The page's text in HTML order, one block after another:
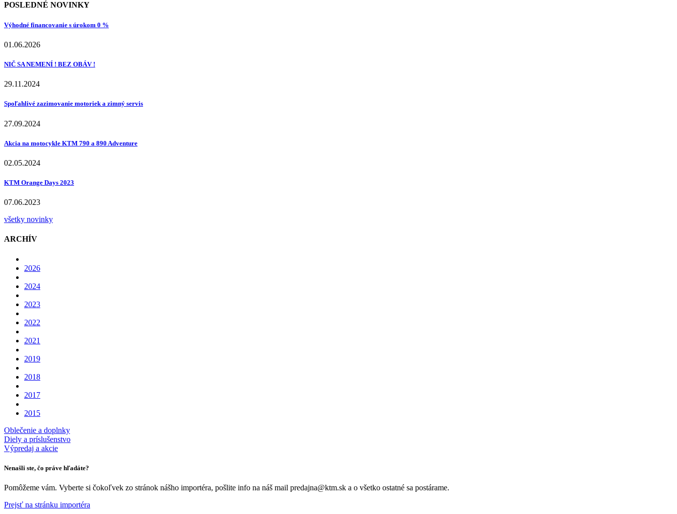
POSLEDNÉ NOVINKY
Výhodné financovanie s úrokom 0 %
01.06.2026
NIČ SA NEMENÍ ! BEZ OBÁV !
29.11.2024
Spoľahlivé zazimovanie motoriek a zimný servis
27.09.2024
Akcia na motocykle KTM 790 a 890 Adventure
02.05.2024
KTM Orange Days 2023
07.06.2023
všetky novinky
ARCHÍV
2026
2024
2023
2022
2021
2019
2018
2017
2015
Oblečenie a doplnky
Diely a príslušenstvo
Výpredaj a akcie
Nenašli ste, čo práve hľadáte?
Pomôžeme vám. Vyberte si čokoľvek zo stránok nášho importéra, pošlite info na náš mail predajna@ktm.sk a o všetko ostatné sa postárame.
Prejsť na stránku importéra